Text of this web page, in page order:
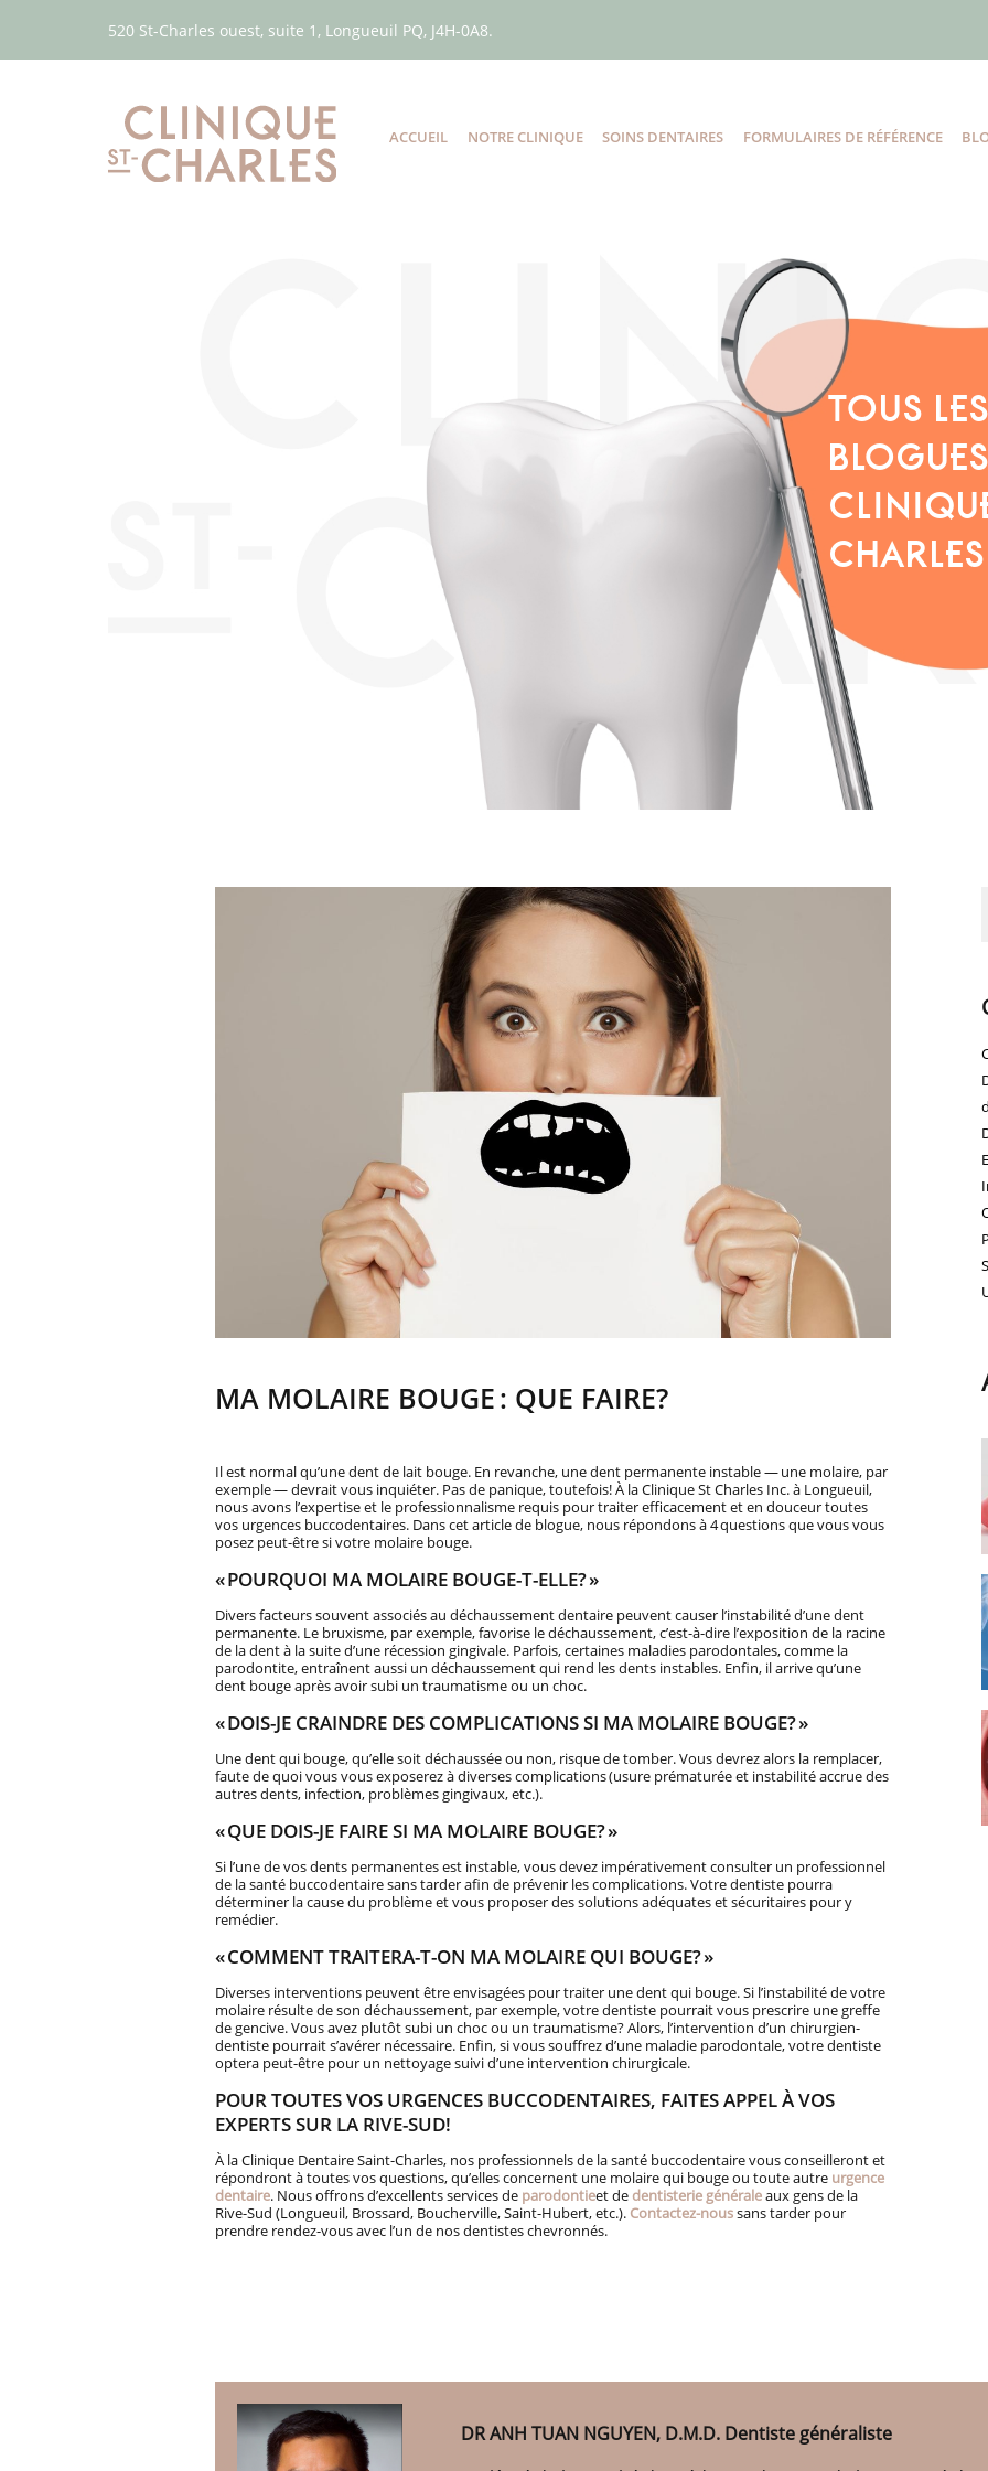
520 St-Charles ouest, suite 1, Longueuil PQ, J4H-0A8.
ACCUEIL NOTRE CLINIQUE SOINS DENTAIRES FORMULAIRES DE RÉFÉRENCE
TOUS
CHARLES
MA MOLAIRE BOUGE : QUE FAIRE?
Il est normal qu’une dent de lait bouge. En revanche, une dent permanente instable — une molaire, par
exemple — devrait vous inquiéter. Pas de panique, toutefois! À la Clinique St Charles Inc. à Longueuil,
nous avons l’expertise et le professionnalisme requis pour traiter efficacement et en douceur toutes
vos urgences buccodentaires. Dans cet article de blogue, nous répondons à 4 questions que vous vous
posez peut-être si votre molaire bouge.
« POURQUOI MA MOLAIRE BOUGE-T-ELLE? »
Divers facteurs souvent associés au déchaussement dentaire peuvent causer l’instabilité d’une dent
permanente. Le bruxisme, par exemple, favorise le déchaussement, c’est-à-dire l’exposition de la racine
de la dent à la suite d’une récession gingivale. Parfois, certaines maladies parodontales, comme la
parodontite, entraînent aussi un déchaussement qui rend les dents instables. Enfin, il arrive qu’une
dent bouge après avoir subi un traumatisme ou un choc.
« DOIS-JE CRAINDRE DES COMPLICATIONS SI MA MOLAIRE BOUGE? »
Une dent qui bouge, qu’elle soit déchaussée ou non, risque de tomber. Vous devrez alors la remplacer,
faute de quoi vous vous exposerez à diverses complications (usure prématurée et instabilité accrue des
autres dents, infection, problèmes gingivaux, etc.).
« QUE DOIS-JE FAIRE SI MA MOLAIRE BOUGE? »
Si l’une de vos dents permanentes est instable, vous devez impérativement consulter un professionnel
de la santé buccodentaire sans tarder afin de prévenir les complications. Votre dentiste pourra
déterminer la cause du problème et vous proposer des solutions adéquates et sécuritaires pour y
remédier.
« COMMENT TRAITERA-T-ON MA MOLAIRE QUI BOUGE? »
Diverses interventions peuvent être envisagées pour traiter une dent qui bouge. Si l’instabilité de votre
molaire résulte de son déchaussement, par exemple, votre dentiste pourrait vous prescrire une greffe
de gencive. Vous avez plutôt subi un choc ou un traumatisme? Alors, l’intervention d’un chirurgien-
dentiste pourrait s’avérer nécessaire. Enfin, si vous souffrez d’une maladie parodontale, votre dentiste
optera peut-être pour un nettoyage suivi d’une intervention chirurgicale.
POUR TOUTES VOS URGENCES BUCCODENTAIRES, FAITES APPEL À VOS
EXPERTS SUR LA RIVE-SUD!
À la Clinique Dentaire Saint-Charles, nos professionnels de la santé buccodentaire vous conseilleront et
répondront à toutes vos questions, qu’elles concernent une molaire qui bouge ou toute autre urgence
dentaire. Nous offrons d’excellents services de parodontieet dedentisterie généraleaux gens de la
Rive-Sud (Longueuil, Brossard, Boucherville, Saint-Hubert, etc.). Contactez-noussans tarder pour
prendre rendez-vous avec l’un de nos dentistes chevronnés.
DR ANH TUAN NGUYEN, D.M.D. Dentiste généraliste